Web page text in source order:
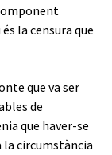
la censura que
que va ser
de
que haver-se
la circumstància